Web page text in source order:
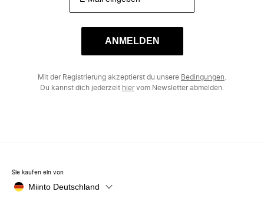
ANMELDEN
Mit der Registrierung akzeptierst du unsere Bedingungen
Du kannst dich jederzeit hiervom Newsletter abmelden.
Sie kaufen ein von
Miinto Deutschland